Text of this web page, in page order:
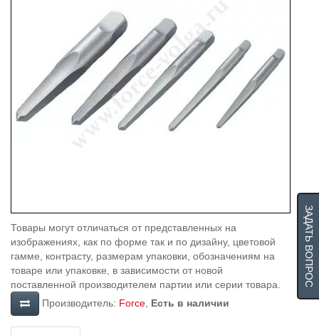
Товары могут отличаться от представленных на
изображениях, как по форме так и по дизайну, цветовой
гамме, контрасту, размерам упаковки, обозначениям на
товаре или упаковке, в зависимости от новой
поставленной производителем партии или серии товара.
Производитель: Force Есть в наличии
ЗАДАТЬ ВОПРОС